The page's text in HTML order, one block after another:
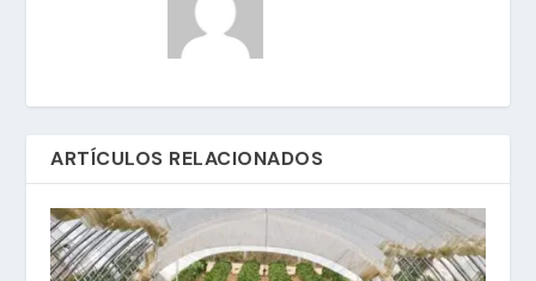
ARTÍCULOS RELACIONADOS